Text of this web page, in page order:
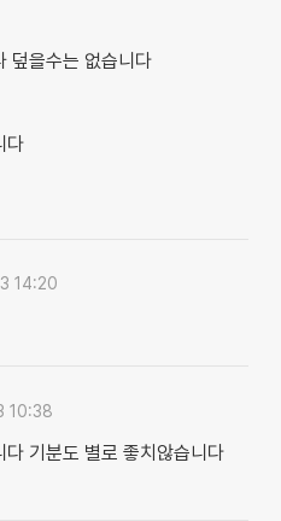
덮을수는 없습니다
다
14:20
10:38
기분도 별로 좋치않습니다